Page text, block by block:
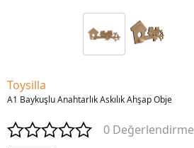
Toysilla
A1 Baykuşlu Anahtarlık Askılık Ahşap Obje
0 Değerlendirme